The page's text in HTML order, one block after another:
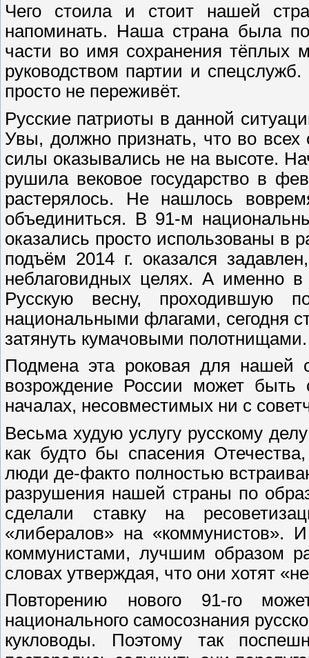
Чего стоила и стоит нашей
напоминать. Наша страна была
части во имя сохранения тёплых
руководством партии и
просто не переживёт.
Русские патриоты в данной
Увы, должно признать, что во всех
силы оказывались не на высоте.
рушила вековое государство в
растерялось. Не нашлось
объединиться. В 91-м
оказались просто использованы в
подъём 2014 г. оказался
неблаговидных целях. А именно в
Русскую весну,
национальными флагами, сегодня
затянуть кумачовыми
Подмена эта роковая для нашей
возрождение России может быть
началах, несовместимых ни с
Весьма худую услугу русскому
как будто бы спасения
люди де-факто полностью
разрушения нашей страны по
сделали ставку на
«либералов» на «коммунистов».
коммунистами, лучшим образом
словах утверждая, что они хотят
Повторению нового 91-го
национального самосознания
кукловоды. Поэтому так